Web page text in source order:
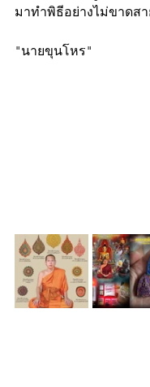
มาทำพิธีอย่างไม่ขาดส
"นายขุนโหร"